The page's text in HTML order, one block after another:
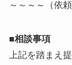
～～～～（依
■相談事項
上記を踏まえ